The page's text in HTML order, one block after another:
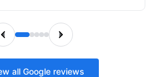
all Google reviews